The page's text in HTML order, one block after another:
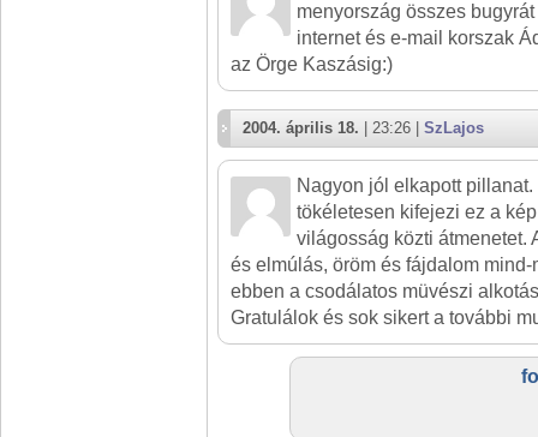
menyország összes
internet és e-mail korszak
az Örge Kaszásig:)
2004. április 18. | 23:26 | SzLajos
Nagyon jól elkapott
tökéletesen kifejezi ez a
világosság közti átmenetet.
és elmúlás, öröm és fájdalom
ebben a csodálatos müvészi
Gratulálok és sok sikert a további